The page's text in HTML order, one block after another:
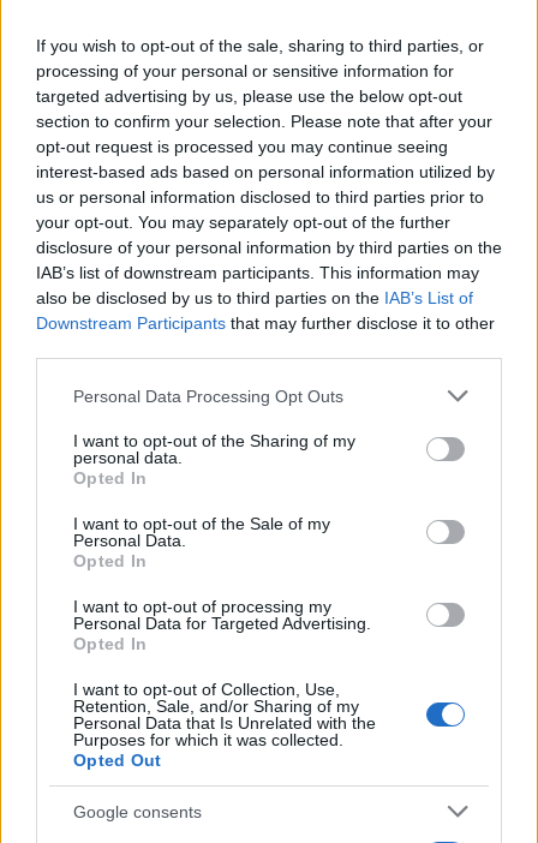
If you wish to opt-out of the sale, sharing to third parties, or
processing of your personal or sensitive information for
targeted advertising by us, please use the below opt-out
section to confirm your selection. Please note that after your
opt-out request is processed you may continue seeing
interest-based ads based on personal information utilized by
us or personal information disclosed to third parties prior to
your opt-out. You may separately opt-out of the further
disclosure of your personal information by third parties on the
IAB’s list of downstream participants. This information may
also be disclosed by us to third parties on the IAB’s List of
Downstream Participants that may further disclose it to other
Please note that this website/app uses one or more Google
not limited to your visit or usage behaviour. You may click to
grant or deny consent to Google and its third-party tags to
use your data for below specified purposes in below Google
consent section.
Personal Data Processing Opt Outs
I want to opt-out of the Sharing of my
personal data.
Opted In
I want to opt-out of the Sale of my
Personal Data.
Opted In
I want to opt-out of processing my
Personal Data for Targeted Advertising.
Opted In
I want to opt-out of Collection, Use,
Retention, Sale, and/or Sharing of my
Personal Data that Is Unrelated with the
Purposes for which it was collected.
Opted Out
Google consents
Λίλα Μπακλέση: Η πρώτη φωτογραφία μέσα
από το μαιευτήριο μετά τη γέννηση του γιου
της
Κατερίνα Καινούργιου: Η νέα φωτογραφία της
κόρης της από τις διακοπές τους στην Πάρο
08.08.2026